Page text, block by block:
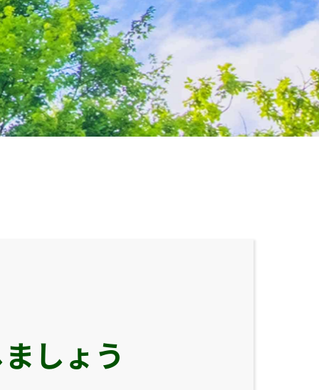
しょう